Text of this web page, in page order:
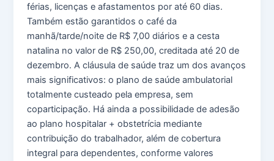
férias, licenças e afastamentos por até 60 dias.
Também estão garantidos o café da
manhã/tarde/noite de R$ 7,00 diários e a cesta
natalina no valor de R$ 250,00, creditada até 20 de
dezembro. A cláusula de saúde traz um dos avanços
mais significativos: o plano de saúde ambulatorial
totalmente custeado pela empresa, sem
coparticipação. Há ainda a possibilidade de adesão
ao plano hospitalar + obstetrícia mediante
contribuição do trabalhador, além de cobertura
integral para dependentes, conforme valores